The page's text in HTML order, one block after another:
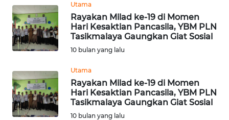
Utama
Rayakan Milad ke-19 di Momen
Hari Kesaktian Pancasila, YBM PLN
Tasikmalaya Gaungkan Giat Sosial
10 bulan yang lalu
Utama
Rayakan Milad ke-19 di Momen
Hari Kesaktian Pancasila, YBM PLN
Tasikmalaya Gaungkan Giat Sosial
10 bulan yang lalu
WN
SUMBAR
WN
WN
BENGKULU